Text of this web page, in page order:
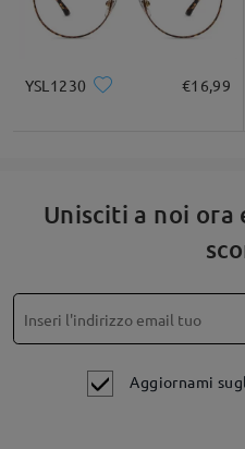
su Jan 1 , 2026
YSL1230 €16,99
Unisciti a noi
Aggiornami